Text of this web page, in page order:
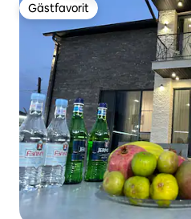
Gästfavorit
Gästfavorit